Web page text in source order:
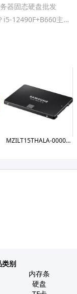
器固态硬盘批发
仅中国大陆特供，英特尔这款CPU有性价比？i5-12490F+B660主板实测
MZILT15THALA-00007 PM1643a 15.36TB SSD
类别
内存条
硬盘